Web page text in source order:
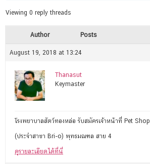
Viewing 0 reply threads
Author Posts
August 19, 2018 at 13:24
Thanasut
Keymaster
โรงพยาบาลสัตว์ทองหล่อ รับสมัครเจ้าหน้าที่ Pet Shop
(ประจำสาขา Bri-o) พุทธมณฑล สาย 4
ดูรายละเอียดได้ที่นี่